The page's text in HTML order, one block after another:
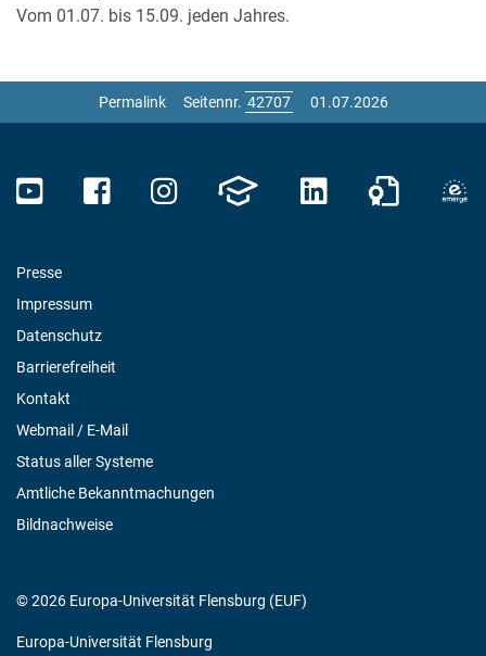
Vom 01.07. bis 15.09. jeden Jahres.
Permalink Seitennr. 01.07.2026
Presse
Impressum
Datenschutz
Barrierefreiheit
Kontakt
Webmail / E-Mail
Status aller Systeme
Amtliche Bekanntmachungen
Bildnachweise
© 2026 Europa-Universität Flensburg (EUF)
Europa-Universität Flensburg